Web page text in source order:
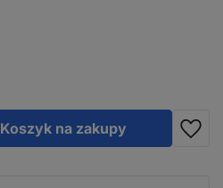
Koszyk na zakupy